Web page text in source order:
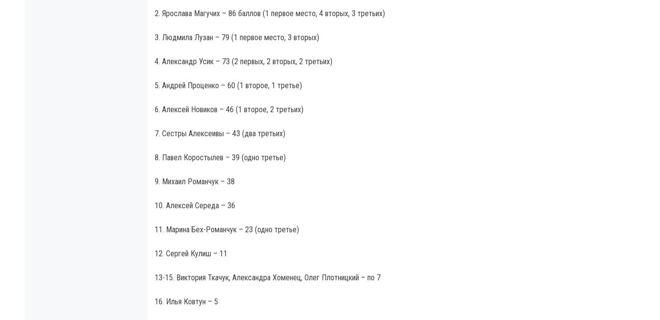
2. Ярослава Магучих – 86 баллов (1 первое место, 4 вторых, 3 третьих)
3. Людмила Лузан – 79 (1 первое место, 3 вторых)
4. Александр Усик – 73 (2 первых, 2 вторых, 2 третьих)
5. Андрей Проценко – 60 (1 второе, 1 третье)
6. Алексей Новиков – 46 (1 второе, 2 третьих)
7. Сестры Алексеивы – 43 (два третьих)
8. Павел Коростылев – 39 (одно третье)
9. Михаил Романчук – 38
10. Алексей Середа – 36
11. Марина Бех-Романчук – 23 (одно третье)
12. Сергей Кулиш – 11
13-15. Виктория Ткачук, Александра Хоменец, Олег Плотницкий – по 7
16. Илья Ковтун – 5